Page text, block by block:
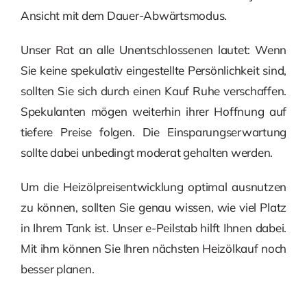
Ansicht mit dem Dauer-Abwärtsmodus.
Unser Rat an alle Unentschlossenen lautet: Wenn
Sie keine spekulativ eingestellte Persönlichkeit sind,
sollten Sie sich durch einen Kauf Ruhe verschaffen.
Spekulanten mögen weiterhin ihrer Hoffnung auf
tiefere Preise folgen. Die Einsparungserwartung
sollte dabei unbedingt moderat gehalten werden.
Um die Heizölpreisentwicklung optimal ausnutzen
zu können, sollten Sie genau wissen, wie viel Platz
in Ihrem Tank ist. Unser e-Peilstab hilft Ihnen dabei.
Mit ihm können Sie Ihren nächsten Heizölkauf noch
besser planen.